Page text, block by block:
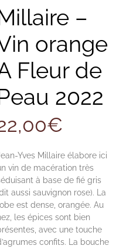
–
orange
Fleur de
2022
€
Yves Millaire élabore ici
vin de macération très
à base de fié gris
aussi sauvignon rose). La
est dense, orangée. Au
les épices sont bien
avec une touche
confits. La bouche